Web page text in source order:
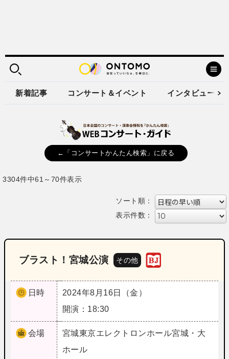
新着記事 コンサート＆イベント インタビュー
←「コンサートかんたん検索」に戻る
3304件中61～70件表示
ソート順：
表示件数：
ブラスト！宮城公演 その他
日時
2024年8月16日（金）
開演：18:30
会場 宮城東京エレクトロンホール宮城・大
ホール